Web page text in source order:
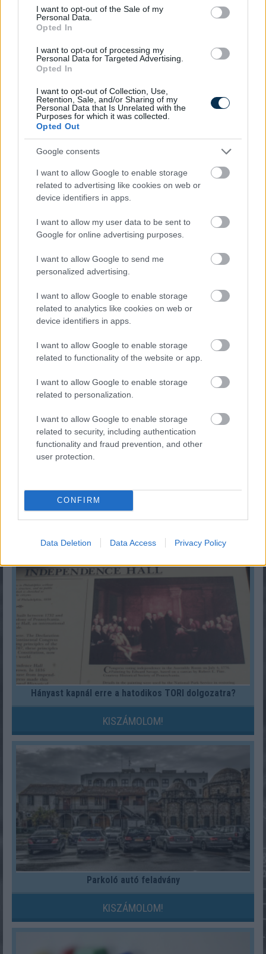
consent section.
I want to opt-out of the Sale of my
Personal Data.
Opted In
I want to opt-out of processing my
Personal Data for Targeted Advertising.
Opted In
I want to opt-out of Collection, Use,
Retention, Sale, and/or Sharing of my
Personal Data that Is Unrelated with the
Purposes for which it was collected.
Opted Out
Google consents
I want to allow Google to enable storage
related to advertising like cookies on web or
device identifiers in apps.
I want to allow my user data to be sent to
Google for online advertising purposes.
I want to allow Google to send me
personalized advertising.
I want to allow Google to enable storage
related to analytics like cookies on web or
device identifiers in apps.
I want to allow Google to enable storage
related to functionality of the website or app.
I want to allow Google to enable storage
related to personalization.
I want to allow Google to enable storage
related to security, including authentication
functionality and fraud prevention, and other
user protection.
CONFIRM
Data Deletion Data Access Privacy Policy
Mennyire vagyok biztonságban Budapesten?
Mennyi egy köbméter földgáz ára 2026-ban?
Melyik állatövi jegyben születtél a kínai horoszkóp
Hányast kapnál erre a hatodikos TÖRI dolgozatra?
KISZÁMOLOM!
Parkoló autó feladvány
KISZÁMOLOM!